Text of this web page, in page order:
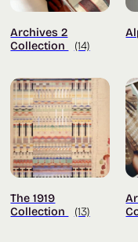
Archives 2
Collection
(14)
The 1919
Collection
(13)